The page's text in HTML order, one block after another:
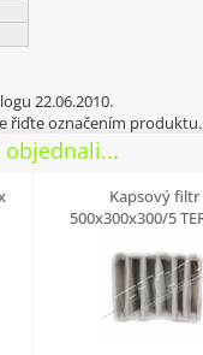
22.06.2010.
řiďte označením produktu.
Kapsový filtr
500x300x300/5